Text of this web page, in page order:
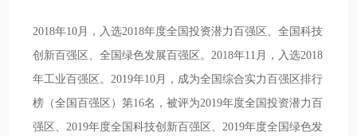
2018年10月，入选2018年度全国投资潜力百强区、全国科技
创新百强区、全国绿色发展百强区。2018年11月，入选2018
年工业百强区。2019年10月，成为全国综合实力百强区排行
榜（全国百强区）第16名，被评为2019年度全国投资潜力百
强区、2019年度全国科技创新百强区、2019年度全国绿色发